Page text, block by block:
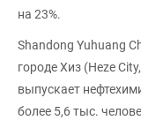
на 23%.
Shandong Yuhuang
городе Хиз (Heze
выпускает
более 5,6 тыс.